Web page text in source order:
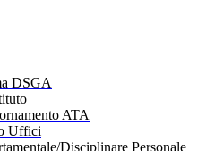
DSGA
ATA
Uffici
Disciplinare Personale